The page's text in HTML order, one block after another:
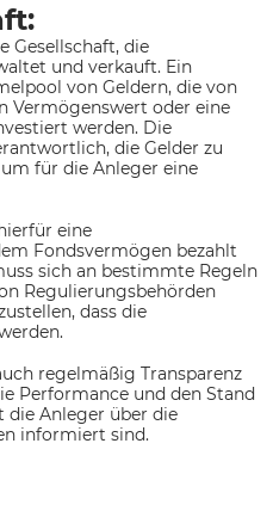
Gesellschaft, die
und verkauft. Ein
von Geldern, die von
Vermögenswert oder eine
werden. Die
die Gelder zu
für die Anleger eine
eine
Fondsvermögen bezahlt
sich an bestimmte Regeln
Regulierungsbehörden
dass die
regelmäßig Transparenz
Performance und den Stand
die Anleger über die
informiert sind.